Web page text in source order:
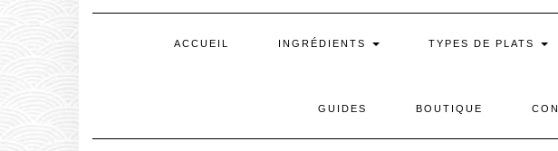
ACCUEIL INGRÉDIENTS TYPES DE PLATS
GUIDES BOUTIQUE